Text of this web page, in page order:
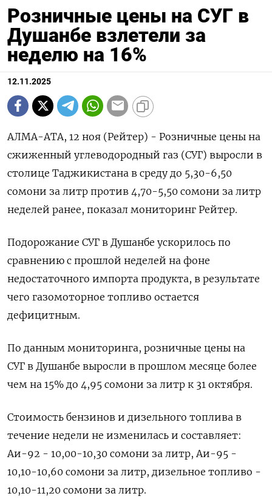
Розничные цены на СУГ в
Душанбе взлетели за
неделю на 16%
12.11.2025
АЛМА-АТА, 12 ноя (Рейтер) - Розничные цены на
сжиженный углеводородный газ (СУГ) выросли в
столице Таджикистана в среду до 5,30-6,50
сомони за литр против 4,70-5,50 сомони за литр
неделей ранее, показал мониторинг Рейтер.
Подорожание СУГ в Душанбе ускорилось по
сравнению с прошлой неделей на фоне
недостаточного импорта продукта, в результате
чего газомоторное топливо остается
дефицитным.
По данным мониторинга, розничные цены на
СУГ в Душанбе выросли в прошлом месяце более
чем на 15% до 4,95 сомони за литр к 31 октября.
Стоимость бензинов и дизельного топлива в
течение недели не изменилась и составляет:
Аи-92 - 10,00-10,30 сомони за литр, Аи-95 -
10,10-10,60 сомони за литр, дизельное топливо -
10,10-11,20 сомони за литр.